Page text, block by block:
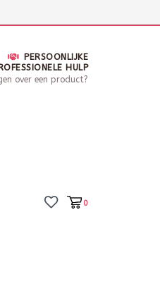
PERSOONLIJKE
HULP
over een product?
0